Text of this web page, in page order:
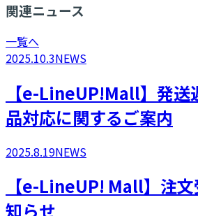
関連ニュース
一覧へ
2025.10.3NEWS
【e-LineUP!Mall】発送
品対応に関するご案内
2025.8.19NEWS
【e-LineUP! Mall】注
知らせ